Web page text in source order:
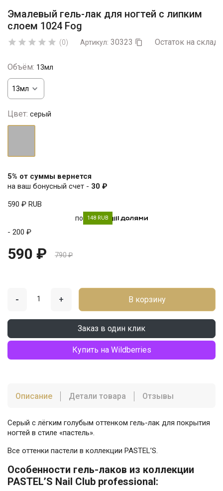
Эмалевый гель-лак для ногтей с липким
слоем 1024 Fog
     (0) Артикул: 30323  Остаток на
Объём: 13мл
Цвет: серый
5% от суммы вернется
на ваш бонусный счет - 30 ₽
590 ₽ RUB
по 148 RUB
- 200 ₽
590 ₽ 790 ₽
- + В корзину
Заказ в один клик
Купить на Wildberries
Описание Детали товара Отзывы
Серый с лёгким голубым оттенком гель-лак для покрытия
ногтей в стиле «пастель».
Все оттенки пастели в коллекции PASTEL’S.
Особенности гель-лаков из коллекции
PASTEL’S Nail Club professional: